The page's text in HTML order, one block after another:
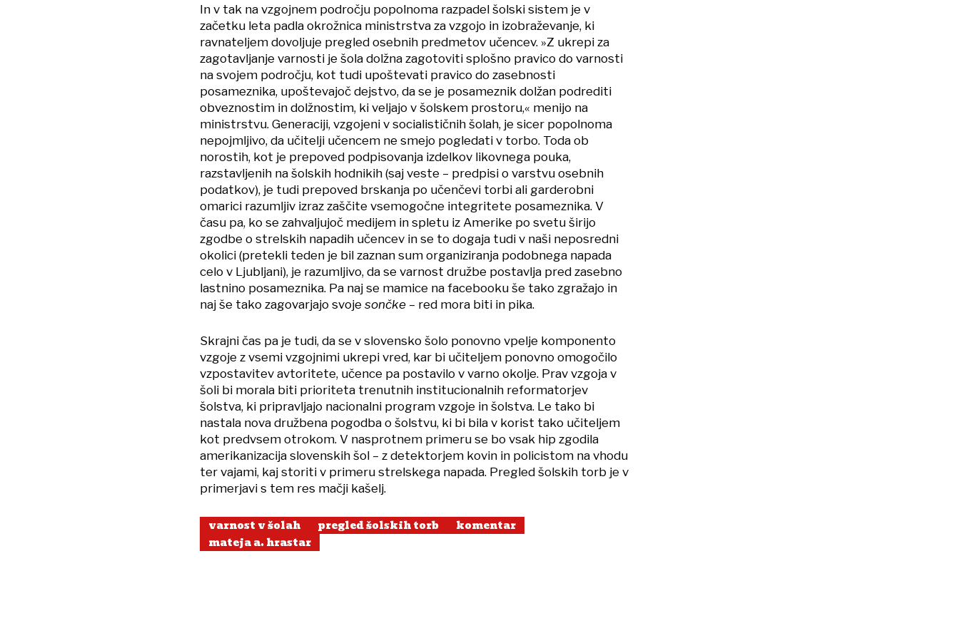
In v tak na vzgojnem področju popolnoma razpadel šolski sistem je v
začetku leta padla okrožnica ministrstva za vzgojo in izobraževanje, ki
ravnateljem dovoljuje pregled osebnih predmetov učencev. »Z ukrepi za
zagotavljanje varnosti je šola dolžna zagotoviti splošno pravico do varnosti
na svojem področju, kot tudi upoštevati pravico do zasebnosti
posameznika, upoštevajoč dejstvo, da se je posameznik dolžan podrediti
obveznostim in dolžnostim, ki veljajo v šolskem prostoru,« menijo na
ministrstvu. Generaciji, vzgojeni v socialističnih šolah, je sicer popolnoma
nepojmljivo, da učitelji učencem ne smejo pogledati v torbo. Toda ob
norostih, kot je prepoved podpisovanja izdelkov likovnega pouka,
razstavljenih na šolskih hodnikih (saj veste – predpisi o varstvu osebnih
podatkov), je tudi prepoved brskanja po učenčevi torbi ali garderobni
omarici razumljiv izraz zaščite vsemogočne integritete posameznika. V
času pa, ko se zahvaljujoč medijem in spletu iz Amerike po svetu širijo
zgodbe o strelskih napadih učencev in se to dogaja tudi v naši neposredni
okolici (pretekli teden je bil zaznan sum organiziranja podobnega napada
celo v Ljubljani), je razumljivo, da se varnost družbe postavlja pred zasebno
lastnino posameznika. Pa naj se mamice na facebooku še tako zgražajo in
naj še tako zagovarjajo svoje sončke – red mora biti in pika.
Skrajni čas pa je tudi, da se v slovensko šolo ponovno vpelje komponento
vzgoje z vsemi vzgojnimi ukrepi vred, kar bi učiteljem ponovno omogočilo
vzpostavitev avtoritete, učence pa postavilo v varno okolje. Prav vzgoja v
šoli bi morala biti prioriteta trenutnih institucionalnih reformatorjev
šolstva, ki pripravljajo nacionalni program vzgoje in šolstva. Le tako bi
nastala nova družbena pogodba o šolstvu, ki bi bila v korist tako učiteljem
kot predvsem otrokom. V nasprotnem primeru se bo vsak hip zgodila
amerikanizacija slovenskih šol – z detektorjem kovin in policistom na vhodu
ter vajami, kaj storiti v primeru strelskega napada. Pregled šolskih torb je v
primerjavi s tem res mačji kašelj.
varnost v šolah pregled šolskih torb
komentar
mateja a. hrastar